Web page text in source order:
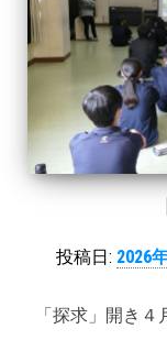
投稿日: 2026
「探求」開き